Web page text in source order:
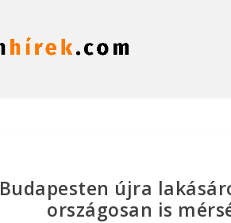
Budapesten újra
országosan is